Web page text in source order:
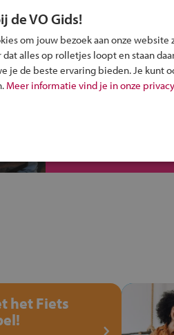
jou?
Alle informatie om je
het Fiets
de VO Gids!
om jouw bezoek aan onze
dat alles op rolletjes loopt en staan
je de beste ervaring bieden. Je kunt
Meer informatie vind je in onze